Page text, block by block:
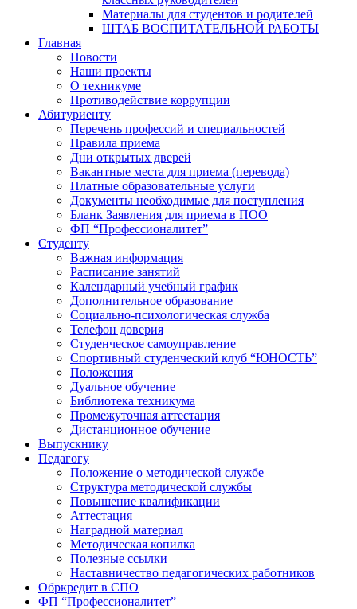
Материалы для студентов и родителей
ШТАБ ВОСПИТАТЕЛЬНОЙ РАБОТЫ
Главная
Новости
Наши проекты
О техникуме
Противодействие коррупции
Абитуриенту
Перечень профессий и специальностей
Правила приема
Дни открытых дверей
Вакантные места для приема (перевода)
Платные образовательные услуги
Документы необходимые для поступления
Бланк Заявления для приема в ПОО
ФП “Профессионалитет”
Студенту
Важная информация
Расписание занятий
Календарный учебный график
Дополнительное образование
Социально-психологическая служба
Телефон доверия
Студенческое самоуправление
Спортивный студенческий клуб “ЮНОСТЬ”
Положения
Дуальное обучение
Библиотека техникума
Промежуточная аттестация
Дистанционное обучение
Выпускнику
Педагогу
Положение о методической службе
Структура методической службы
Повышение квалификации
Аттестация
Наградной материал
Методическая копилка
Полезные ссылки
Наставничество педагогических работников
Обркредит в СПО
ФП “Профессионалитет”